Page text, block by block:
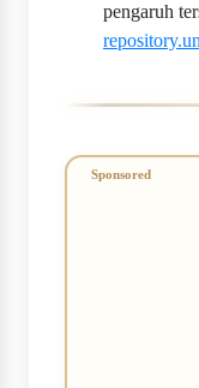
pengaruh